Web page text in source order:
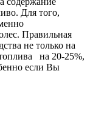
Для того,
Правильная
не только на
на 20-25%,
если Вы